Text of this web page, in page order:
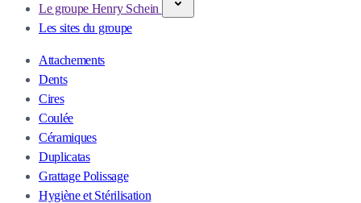
Le groupe Henry Schein
Les sites du groupe
Attachements
Dents
Cires
Coulée
Céramiques
Duplicatas
Grattage Polissage
Hygiène et Stérilisation